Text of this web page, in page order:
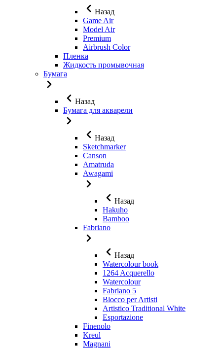
Назад
Game Air
Model Air
Premium
Airbrush Color
Пленка
Жидкость промывочная
Бумага
Назад
Бумага для акварели
Назад
Sketchmarker
Canson
Amatruda
Awagami
Назад
Hakuho
Bamboo
Fabriano
Назад
Watercolour book
1264 Acquerello
Watercolour
Fabriano 5
Blocco per Artisti
Artistico Traditional White
Esportazione
Finenolo
Kreul
Magnani